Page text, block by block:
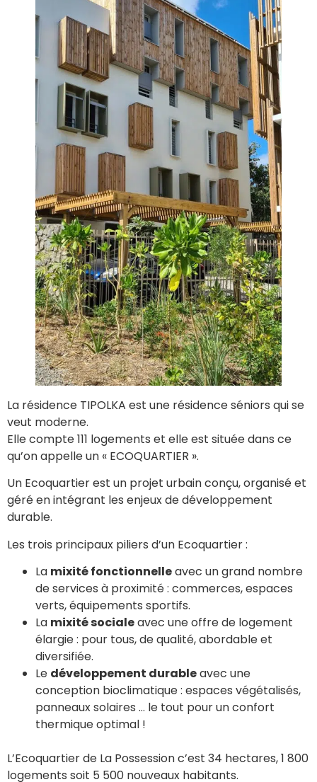
La résidence TIPOLKA est une résidence séniors qui se
veut moderne.
Elle compte 111 logements et elle est située dans ce
qu’on appelle un « ECOQUARTIER ».
Un Ecoquartier est un projet urbain conçu, organisé et
géré en intégrant les enjeux de développement
durable.
Les trois principaux piliers d’un Ecoquartier :
La mixité fonctionnelleavec un grand nombre
de services à proximité : commerces, espaces
verts, équipements sportifs.
La mixité socialeavec une offre de logement
élargie : pour tous, de qualité, abordable et
diversifiée.
Le développement durableavec une
conception bioclimatique : espaces végétalisés,
panneaux solaires … le tout pour un confort
thermique optimal !
L’Ecoquartier de La Possession c’est 34 hectares, 1 800
logements soit 5 500 nouveaux habitants.